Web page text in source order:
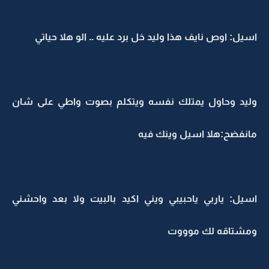
اسيل: اوص نايف هذا وليد خل برد عليه .. الو هلا حياتي
وليد وحاول يمتلك نفسه ويتكلم بصوت واطي على شان
مانفضح:هلا اسيل وينك فيه
اسيل: ياربي ياحبيبي ويني اكيد بالبيت ولا بعد واحشني
ومشتاقه لك موووت